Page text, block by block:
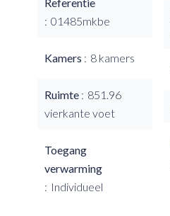
01485mkbe
Kamers 8 kamers
Ruimte
851.96
vierkante voet
Toegang
verwarming
Individueel